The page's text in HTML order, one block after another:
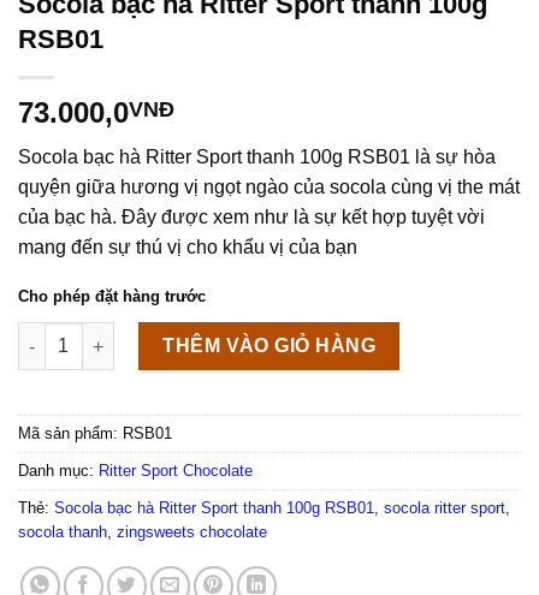
RSB01
73.000,0VNĐ
Socola bạc hà Ritter Sport thanh 100g RSB01 là sự hòa
quyện giữa hương vị ngọt ngào của socola cùng vị the mát
của bạc hà. Đây được xem như là sự kết hợp tuyệt vời
mang đến sự thú vị cho khẩu vị của bạn
Cho phép đặt hàng trước
Socola bạc hà Ritter Sport thanh 100g RSB01 số lượng
THÊM VÀO GIỎ HÀNG
Mã sản phẩm: RSB01
Danh mục: Ritter Sport Chocolate
Thẻ: Socola bạc hà Ritter Sport thanh 100g RSB01 socola ritter sport
socola thanh zingsweets chocolate